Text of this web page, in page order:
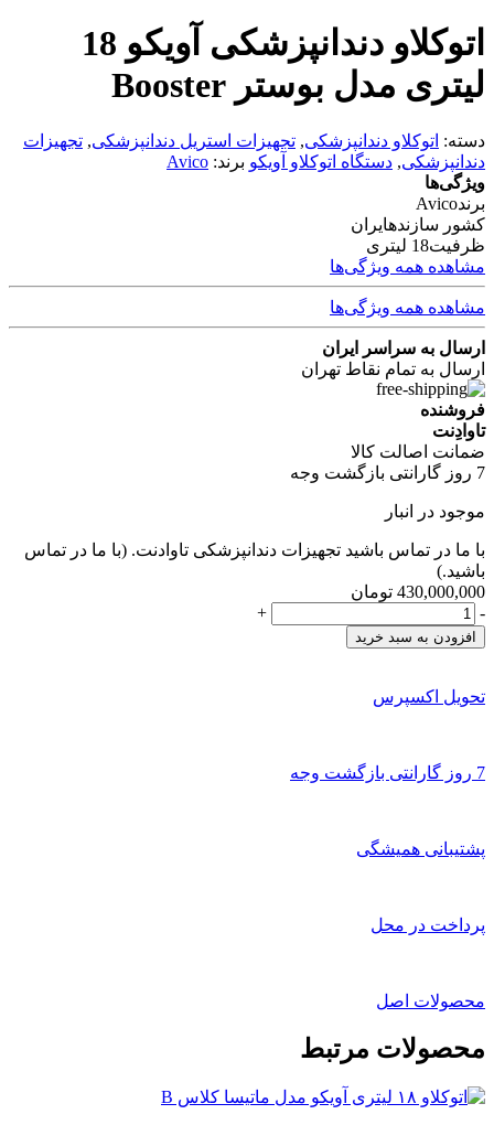
اتوکلاو دندانپزشکی آویکو 18
لیتری مدل بوستر Booster
دسته: اتوکلاو دندانپزشکی, تجهیزات استریل دندانپزشکی, تجهیزات
دندانپزشکی, دستگاه اتوکلاو آویکو برند: Avico
ویژگی‌ها
برندAvico
كشور سازندهایران
ظرفيت18 ليترى
مشاهده همه ویژگی‌ها
مشاهده همه ویژگی‌ها
ارسال به سراسر ایران
ارسال به تمام نقاط تهران
فروشنده
تاوادِنت
ضمانت اصالت کالا
7 روز گارانتی بازگشت وجه
موجود در انبار
با ما در تماس باشید تجهیزات دندانپزشکی تاوادنت. (با ما در تماس
باشید.)
430,000,000 تومان
اتوکلاو
دندانپزشکی
آویکو
لیتری
عدد
-
+
افزودن به سبد خرید
تحویل اکسپرس
7 روز گارانتی بازگشت وجه
پشتیبانی همیشگی
پرداخت در محل
محصولات اصل
محصولات مرتبط